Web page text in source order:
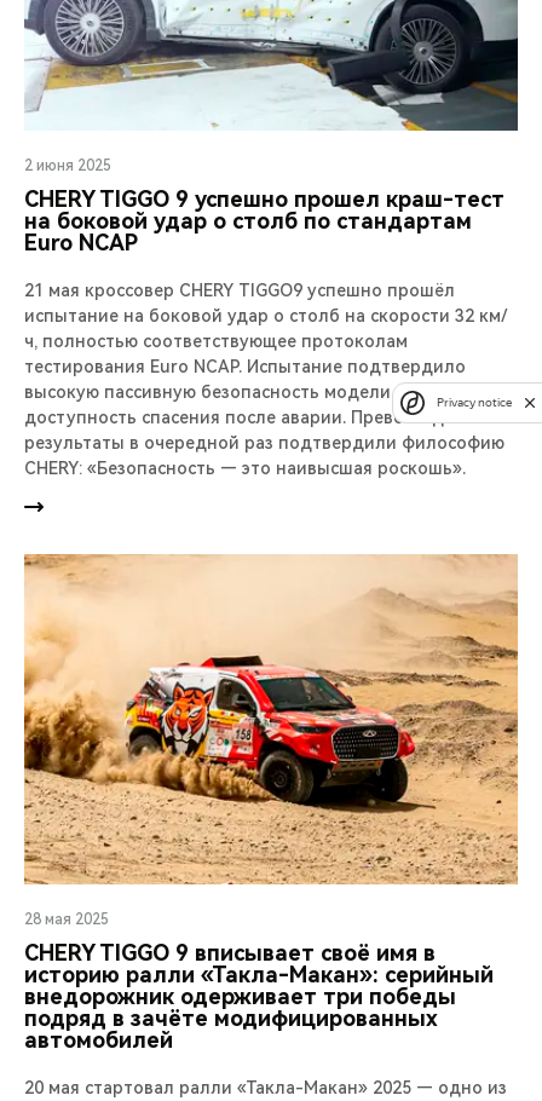
2 июня 2025
CHERY TIGGO 9 успешно прошел краш-тест
на боковой удар о столб по стандартам
Euro NCAP
21 мая кроссовер CHERY TIGGO9 успешно прошёл
испытание на боковой удар о столб на скорости 32 км/
ч, полностью соответствующее протоколам
тестирования Euro NCAP. Испытание подтвердило
высокую пассивную безопасность модели и
доступность спасения после аварии. Превосходные
результаты в очередной раз подтвердили философию
CHERY: «Безопасность — это наивысшая роскошь».
28 мая 2025
CHERY TIGGO 9 вписывает своё имя в
историю ралли «Такла-Макан»: серийный
внедорожник одерживает три победы
подряд в зачёте модифицированных
автомобилей
20 мая стартовал ралли «Такла-Макан» 2025 — одно из
Privacy notice